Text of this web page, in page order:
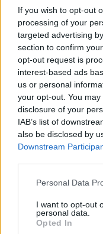
If you wish to opt-out
processing of your
targeted advertising
section to confirm
opt-out request is
interest-based ads
us or personal
your opt-out. You
disclosure of your
IAB’s list of
also be disclosed by
Downstream
Personal Data
I want to opt-out
personal data.
Opted In
popelovin k
lokalitách s inverzním
Obce na Vysočině
13.6.2001 10:25 | JIHLAVA
Přihlášku do letošního
2001" podalo 21 obcí
rozvojové agentury
prestižní záležitostí.
motivovat také své
soutěží nejen o cenu
ocenění v podobě
to jako diplom za
Vláda se bude
a volbami